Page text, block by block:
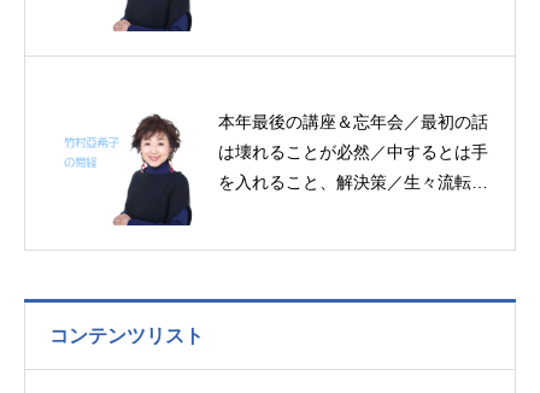
本年最後の講座＆忘年会／最初の話
は壊れることが必然／中するとは手
を入れること、解決策／生々流転～
コンテンツリスト